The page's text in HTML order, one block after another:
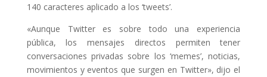
140 caracteres aplicado a los ‘tweets’.
«Aunque Twitter es sobre todo una experiencia
pública, los mensajes directos permiten tener
conversaciones privadas sobre los ‘memes’, noticias,
movimientos y eventos que surgen en Twitter», dijo el